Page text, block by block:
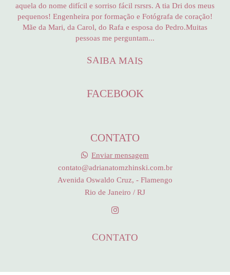
aquela do nome difícil e sorriso fácil rsrsrs. A tia Dri dos meus
pequenos! Engenheira por formação e Fotógrafa de coração!
Mãe da Mari, da Carol, do Rafa e esposa do Pedro.Muitas
pessoas me perguntam...
SAIBA MAIS
FACEBOOK
CONTATO
Enviar mensagem
contato@adrianatomzhinski.com.br
Avenida Oswaldo Cruz, - Flamengo
Rio de Janeiro / RJ
CONTATO